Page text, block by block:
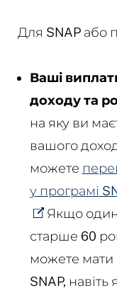
Для SNAP або
Ваші
доходу та
на яку ви
вашого
можете
у програмі
Якщо один
старше 60
можете мати
SNAP,